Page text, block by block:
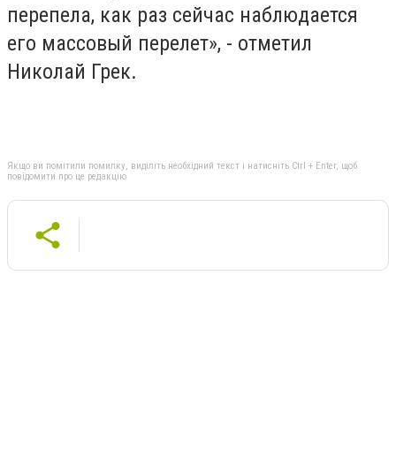
перепела, как раз сейчас наблюдается
его массовый перелет», - отметил
Николай Грек.
Якщо ви помітили помилку, виділіть необхідний текст і натисніть Ctrl + Enter, щоб
повідомити про це редакцію